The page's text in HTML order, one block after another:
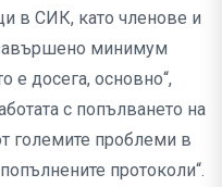
в СИК, като членове и
минимум
е досега, основно“,
с попълването на
големите проблеми в
протоколи“.